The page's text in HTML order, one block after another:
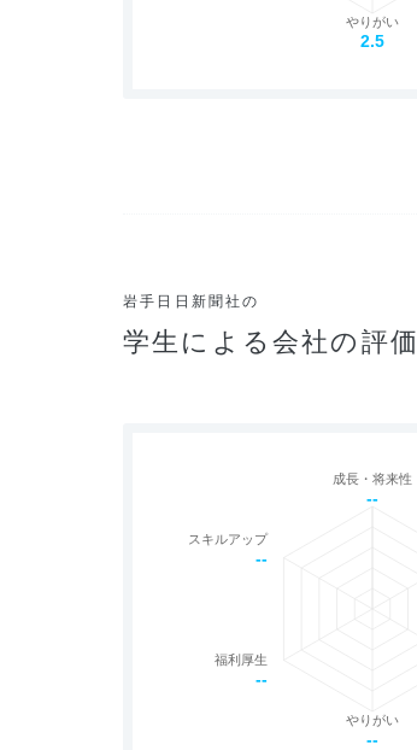
やりがい
2.5
岩手日日新聞社の
学生による会社の評価
成長・将来性
--
やりがい
--
福利厚生
--
スキルアップ
--